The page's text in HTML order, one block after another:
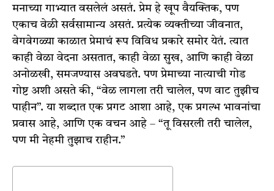
मनाच्या गाभ्यात वसलेलं असतं. प्रेम हे खूप वैयक्तिक, पण
एकाच वेळी सर्वसामान्य असतं. प्रत्येक व्यक्तीच्या जीवनात,
वेगवेगळ्या काळात प्रेमाचं रूप विविध प्रकारे समोर येतं. त्यात
काही वेळा वेदना असतात, काही वेळा सुख, आणि काही वेळा
अनोळखी, समजण्यास अवघडते. पण प्रेमाच्या नात्याची गोड
गोष्ट अशी असते की, “वेळ लागला तरी चालेल, पण वाट तुझीच
पाहीन”. या शब्दात एक प्रगट आशा आहे, एक प्रगल्भ भावनांचा
प्रवास आहे, आणि एक वचन आहे – “तू विसरली तरी चालेल,
पण मी नेहमी तुझाच राहीन.”